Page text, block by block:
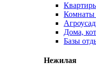
Комнаты
Дома,
Базы
Нежилая